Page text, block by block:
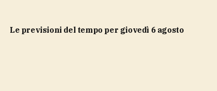
Le previsioni del tempo per giovedì 6 agosto